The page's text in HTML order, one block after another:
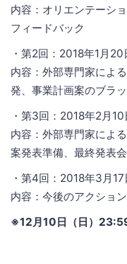
内容：オリエンテーシ
フィードバック
・第2回：2018年1月
内容：外部専門家によ
発、事業計画案のブラ
・第3回：2018年2月
内容：外部専門家によ
案発表準備、最終発表会
・第4回：2018年3月17
内容：今後のアクショ
※12月10日（日）